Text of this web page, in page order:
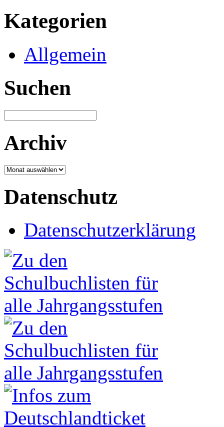
Kategorien
Allgemein
Suchen
Archiv
Archiv
Datenschutz
Datenschutzerklärung